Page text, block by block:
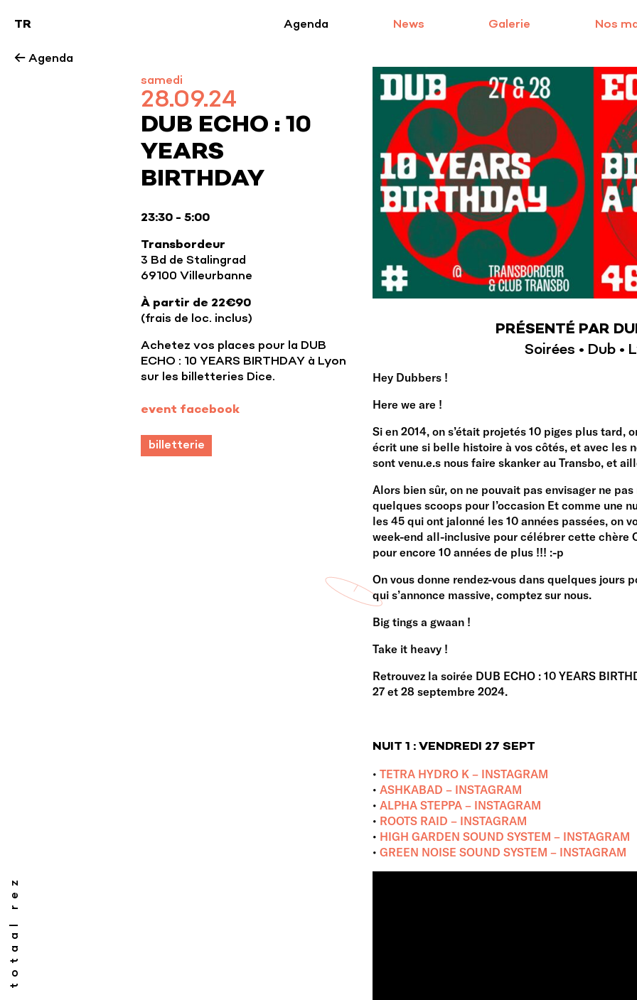
TR Agenda News Galerie Nos
← Agenda
samedi
28.09.24
DUB ECHO : 10
YEARS
BIRTHDAY
23:30 - 5:00
Transbordeur
3 Bd de Stalingrad
69100 Villeurbanne
À partir de 22€90
(frais de loc. inclus)
Achetez vos places pour la DUB
ECHO : 10 YEARS BIRTHDAY à Lyon
sur les billetteries Dice.
event facebook
billetterie
PRÉSENTÉ PAR
Soirées • Dub •
Hey Dubbers !
Here we are !
Si en 2014, on s’était projetés 10 piges plus tard,
écrit une si belle histoire à vos côtés, et avec les
sont venu.e.s nous faire skanker au Transbo, et
Alors bien sûr, on ne pouvait pas envisager ne
quelques scoops pour l’occasion Et comme une
les 45 qui ont jalonné les 10 années passées, on
week-end all-inclusive pour célébrer cette chère
pour encore 10 années de plus !!! :-p
On vous donne rendez-vous dans quelques jours
qui s’annonce massive, comptez sur nous.
Big tings a gwaan !
Take it heavy !
Retrouvez la soirée DUB ECHO : 10 YEARS
27 et 28 septembre 2024.
NUIT 1 : VENDREDI 27 SEPT
• TETRA HYDRO K – INSTAGRAM
• ASHKABAD – INSTAGRAM
• ALPHA STEPPA – INSTAGRAM
• ROOTS RAID – INSTAGRAM
• HIGH GARDEN SOUND SYSTEM – INSTAGRAM
• GREEN NOISE SOUND SYSTEM – INSTAGRAM